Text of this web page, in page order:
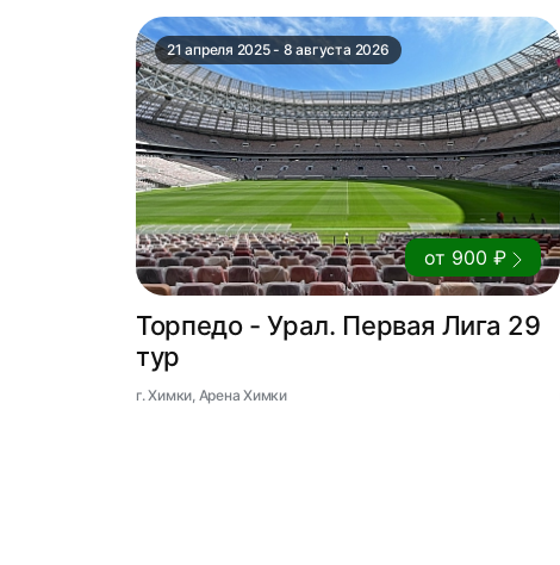
21 апреля 2025 - 8 августа 2026
от 900 ₽
Торпедо - Урал. Первая Лига 29
тур
г. Химки, Арена Химки